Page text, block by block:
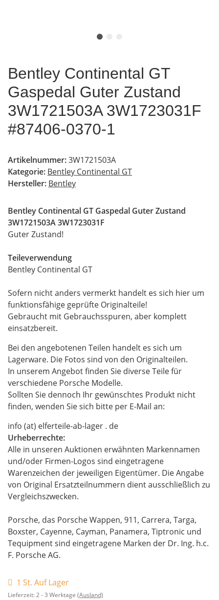
Bentley Continental GT
Gaspedal Guter Zustand
3W1721503A 3W1723031F
#87406-0370-1
Artikelnummer:3W1721503A
Kategorie: Bentley Continental GT
Hersteller: Bentley
Bentley Continental GT Gaspedal Guter Zustand
3W1721503A 3W1723031F
Guter Zustand!
Teileverwendung
Bentley Continental GT
Sofern nicht anders vermerkt handelt es sich hier um
funktionsfähige geprüfte Originalteile!
Gebraucht mit Gebrauchsspuren, aber komplett
einsatzbereit.
Bei den angebotenen Teilen handelt es sich um
Lagerware. Die Fotos sind von den Originalteilen.
In unserem Angebot finden Sie diverse Teile für
verschiedene Porsche Modelle.
Sollten Sie dennoch Ihr gewünschtes Produkt nicht
finden, wenden Sie sich bitte per E-Mail an:
info (at) elferteile-ab-lager . de
Urheberrechte:
Alle in unseren Auktionen erwähnten Markennamen
und/oder Firmen-Logos sind eingetragene
Warenzeichen der jeweiligen Eigentümer. Die Angabe
von Original Ersatzteilnummern dient ausschließlich zu
Vergleichszwecken.
Porsche, das Porsche Wappen, 911, Carrera, Targa,
Boxster, Cayenne, Cayman, Panamera, Tiptronic und
Tequipment sind eingetragene Marken der Dr. Ing. h.c.
F. Porsche AG.
1 St. Auf Lager
Lieferzeit:2 - 3 Werktage (Ausland)